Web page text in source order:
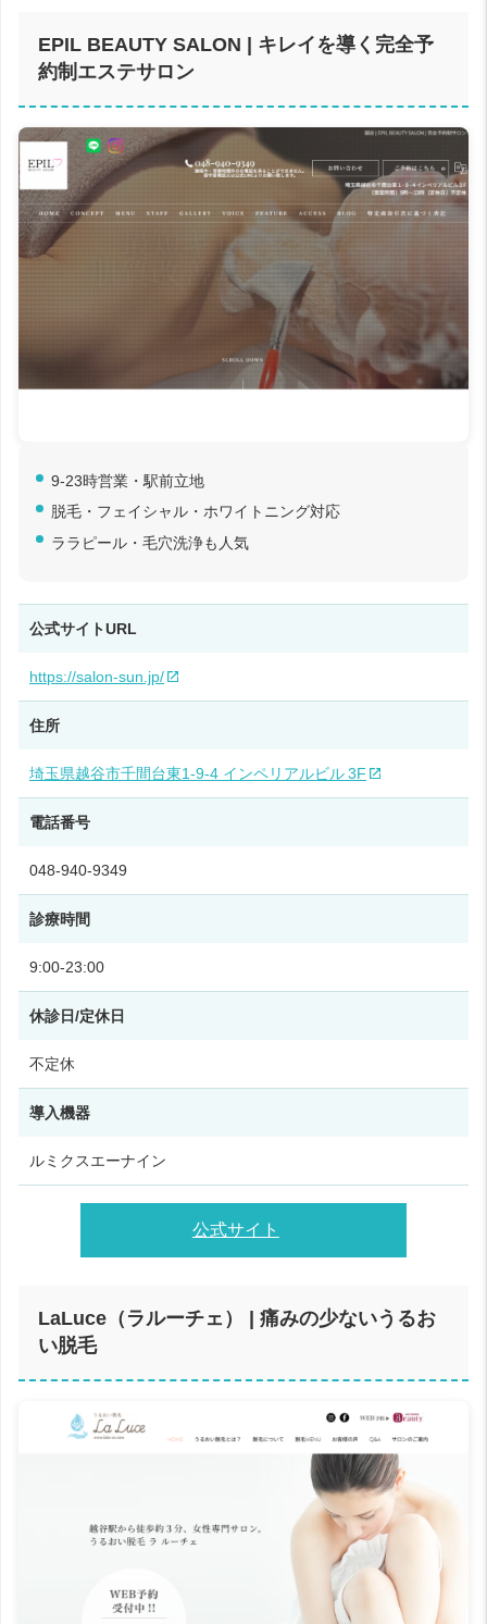
EPIL BEAUTY SALON | キレイを導く完全予
約制エステサロン
9-23時営業・駅前立地
脱毛・フェイシャル・ホワイトニング対応
ララピール・毛穴洗浄も人気
公式サイトURL
https://salon-sun.jp/
住所
埼玉県越谷市千間台東1‑9‑4 インペリアルビル 3F
電話番号
048-940-9349
診療時間
9:00‑23:00
休診日/定休日
不定休
導入機器
ルミクスエーナイン
公式サイト
LaLuce（ラルーチェ） | 痛みの少ないうるお
い脱毛